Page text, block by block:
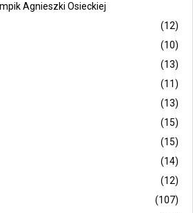
Agnieszki Osieckiej
(12)
(10)
(13)
(11)
(13)
(15)
(15)
(14)
(12)
(107)